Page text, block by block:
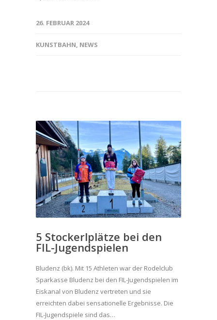
26. FEBRUAR 2024
KUNSTBAHN, NEWS
5 Stockerlplätze bei den
FIL-Jugendspielen
Bludenz (bk). Mit 15 Athleten war der Rodelclub
Sparkasse Bludenz bei den FIL-Jugendspielen im
Eiskanal von Bludenz vertreten und sie
erreichten dabei sensationelle Ergebnisse. Die
FIL-Jugendspiele sind das…